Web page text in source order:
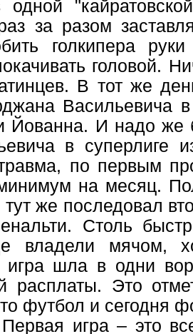
одной
за разом
голкипера
головой.
В тот же
Васильевича
Йованна. И надо же
в суперлиге
по первым
на месяц.
же последовал
Столь
владели мячом,
шла в одни
расплаты. Это
футбол и сегодня
игра – это